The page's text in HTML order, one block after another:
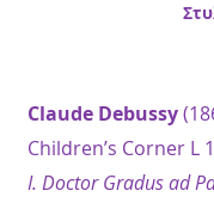
Claude Debussy
Children’s Corner L
I. Doctor Gradus ad